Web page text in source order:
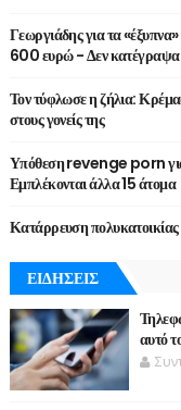
Γεωργιάδης για τα
600 ευρώ - Δεν κατέγραψα
Τον τύφλωσε η ζήλια:
στους γονείς της
Υπόθεση revenge porn
Εμπλέκονται άλλα 15 άτομα
Κατάρρευση
ΕΙΔΗΣΕΙΣ
αυτό